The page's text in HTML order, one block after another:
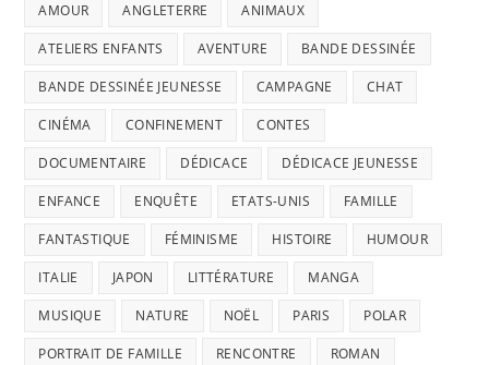
AMOUR ANGLETERRE ANIMAUX
ATELIERS ENFANTS AVENTURE BANDE DESSINÉE
BANDE DESSINÉE JEUNESSE CAMPAGNE CHAT
CINÉMA CONFINEMENT CONTES
DOCUMENTAIRE DÉDICACE DÉDICACE JEUNESSE
ENFANCE ENQUÊTE ETATS-UNIS FAMILLE
FANTASTIQUE FÉMINISME HISTOIRE HUMOUR
ITALIE JAPON LITTÉRATURE MANGA
MUSIQUE NATURE NOËL PARIS POLAR
PORTRAIT DE FAMILLE RENCONTRE ROMAN